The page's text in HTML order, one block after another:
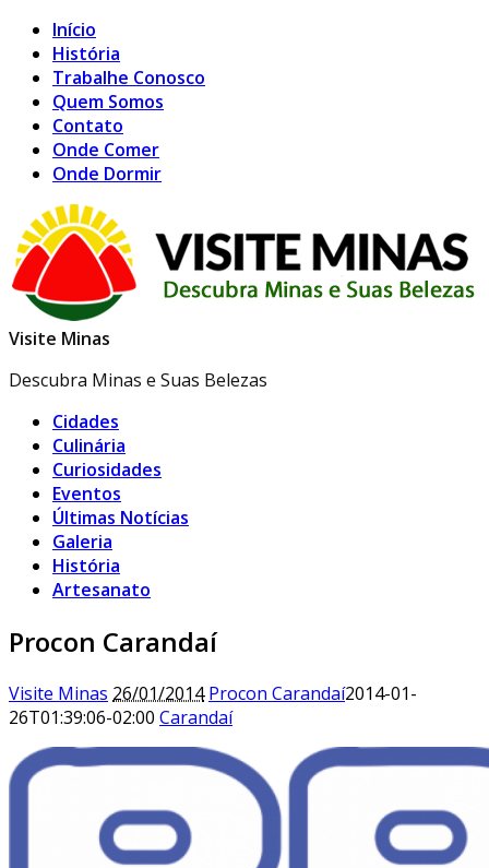
Início
História
Trabalhe Conosco
Quem Somos
Contato
Onde Comer
Onde Dormir
Visite Minas
Descubra Minas e Suas Belezas
Cidades
Culinária
Curiosidades
Eventos
Últimas Notícias
Galeria
História
Artesanato
Procon Carandaí
Visite Minas 26/01/2014 Procon Carandaí2014-01-
26T01:39:06-02:00 Carandaí